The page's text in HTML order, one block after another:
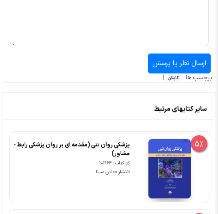
برچسب ها : کاپلان |
سایر کتابهای مرتبط
5%
پزشکی روان تنی (مقدمه ای بر روان پزشکی رابط -
مشاور)
کد کتاب : 202164
انتشارات ابن سینا